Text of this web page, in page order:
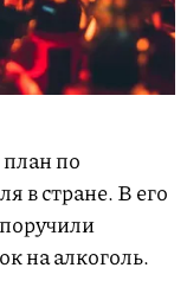
по
в стране. В его
на алкоголь.